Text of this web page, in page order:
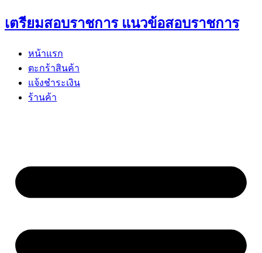
Skip
to
เตรียมสอบราชการ แนวข้อสอบราชการ
หน้าแรก
ตะกร้าสินค้า
แจ้งชำระเงิน
ร้านค้า